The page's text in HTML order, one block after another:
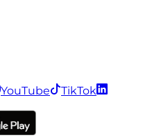
YouTube
TikTok